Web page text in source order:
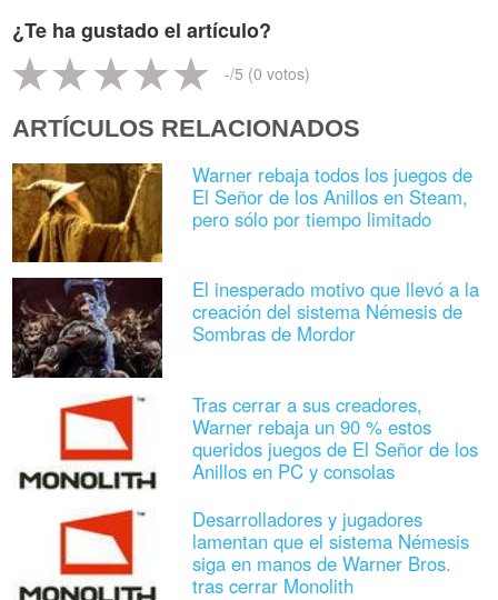
¿Te ha gustado el artículo?
-/5 (0 votos)
ARTÍCULOS RELACIONADOS
Warner rebaja todos los juegos de
El Señor de los Anillos en Steam,
pero sólo por tiempo limitado
El inesperado motivo que llevó a la
creación del sistema Némesis de
Sombras de Mordor
Tras cerrar a sus creadores,
Warner rebaja un 90 % estos
queridos juegos de El Señor de los
Anillos en PC y consolas
Desarrolladores y jugadores
lamentan que el sistema Némesis
siga en manos de Warner Bros.
tras cerrar Monolith